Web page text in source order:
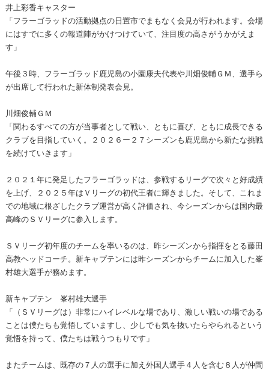
井上彩香キャスター
「フラーゴラッドの活動拠点の日置市でまもなく会見が行われます。会場
にはすでに多くの報道陣がかけつけていて、注目度の高さがうかがえま
す」
午後３時、フラーゴラッド鹿児島の小園康夫代表や川畑俊輔ＧＭ、選手ら
が出席して行われた新体制発表会見。
川畑俊輔ＧＭ
「関わるすべての方が当事者として戦い、ともに喜び、ともに成長できる
クラブを目指していく。２０２６ー２７シーズンも鹿児島から新たな挑戦
を続けていきます」
２０２１年に発足したフラーゴラッドは、参戦するリーグで次々と好成績
を上げ、２０２５年はＶリーグの初代王者に輝きました。そして、これま
での地域に根ざしたクラブ運営が高く評価され、今シーズンからは国内最
高峰のＳＶリーグに参入します。
ＳＶリーグ初年度のチームを率いるのは、昨シーズンから指揮をとる藤田
高教ヘッドコーチ。新キャプテンには昨シーズンからチームに加入した峯
村雄大選手が務めます。
新キャプテン 峯村雄大選手
「（ＳＶリーグは）非常にハイレベルな場であり、激しい戦いの場である
ことは僕たちも覚悟していますし、少しでも気を抜いたらやられるという
覚悟を持って、僕たちは戦うつもりです」
またチームは、既存の７人の選手に加え外国人選手４人を含む８人が仲間